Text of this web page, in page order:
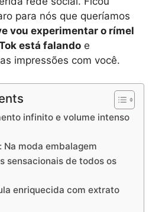
para nós que queríamos
vou experimentar o rímel
está falando e
impressões com você.
infinito e volume intenso
Na moda embalagem
sensacionais de todos os
enriquecida com extrato